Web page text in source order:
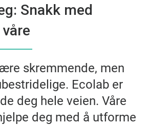
Snakk med
skremmende, men
Ecolab er
deg hele veien. Våre
deg med å utforme